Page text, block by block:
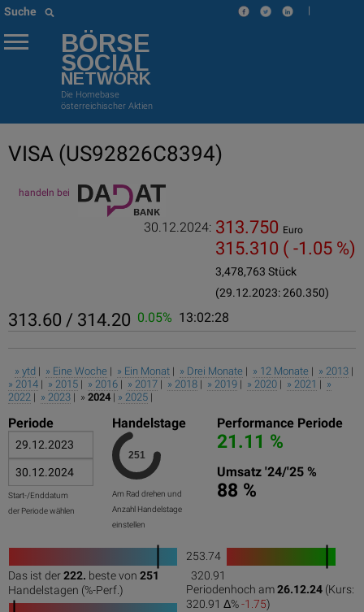
Suche |
BÖRSE
SOCIAL
NETWORK
Die Homebase
österreichischer Aktien
VISA (US92826C8394)
handeln bei
30.12.2024: 313.750 Euro
315.310 ( -1.05 %)
3,478,763 Stück
(29.12.2023: 260.350)
313.60 / 314.20 0.05% 13:02:28
» ytd | » Eine Woche | » Ein Monat | » Drei Monate | » 12 Monate | » 2013 |
» 2014 | » 2015 | » 2016 | » 2017 | » 2018 | » 2019 | » 2020 | » 2021 | »
2022 | » 2023 | » 2024 | » 2025 |
Periode
Start-/Enddatum
der Periode wählen
Handelstage
Am Rad drehen und
Anzahl Handelstage
einstellen
Performance Periode
21.11 %
Umsatz '24/'25 %
88 %
Das ist der222. beste von 251
Handelstagen (%-Perf.)
253.74
1
100
320.91
Periodenhoch am26.12.24 (Kurs:
320.91 Δ%-1.75)